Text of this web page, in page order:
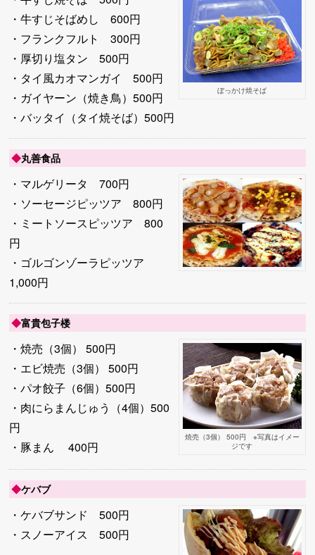
ぼっかけ焼そば
・牛すじそばめし 600円
・フランクフルト 300円
・厚切り塩タン 500円
・タイ風カオマンガイ 500円
・ガイヤーン（焼き鳥）500円
・バッタイ（タイ焼そば）500円
◆丸善食品
・マルゲリータ 700円
・ソーセージピッツア 800円
・ミートソースピッツア 800
円
・ゴルゴンゾーラピッツア
1,000円
◆富貴包子楼
焼売（3個） 500円 ※写真はイメー
ジです
・焼売（3個） 500円
・エビ焼売（3個） 500円
・パオ餃子（6個）500円
・肉にらまんじゅう（4個）500
円
・豚まん 400円
◆ケバブ
・ケバブサンド 500円
・スノーアイス 500円